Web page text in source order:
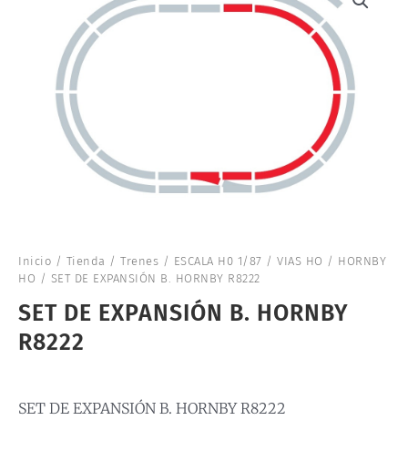
Inicio / Tienda / Trenes / ESCALA H0 1/87 / VIAS HO / HORNBY
HO / SET DE EXPANSIÓN B. HORNBY R8222
SET DE EXPANSIÓN B. HORNBY
R8222
SET DE EXPANSIÓN B. HORNBY R8222